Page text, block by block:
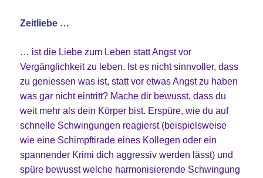
Zeitliebe …
… ist die Liebe zum Leben statt Angst vor
Vergänglichkeit zu leben. Ist es nicht sinnvoller, dass
zu geniessen was ist, statt vor etwas Angst zu haben
was gar nicht eintritt? Mache dir bewusst, dass du
weit mehr als dein Körper bist. Erspüre, wie du auf
schnelle Schwingungen reagierst (beispielsweise
wie eine Schimpftirade eines Kollegen oder ein
spannender Krimi dich aggressiv werden lässt) und
spüre bewusst welche harmonisierende Schwingung